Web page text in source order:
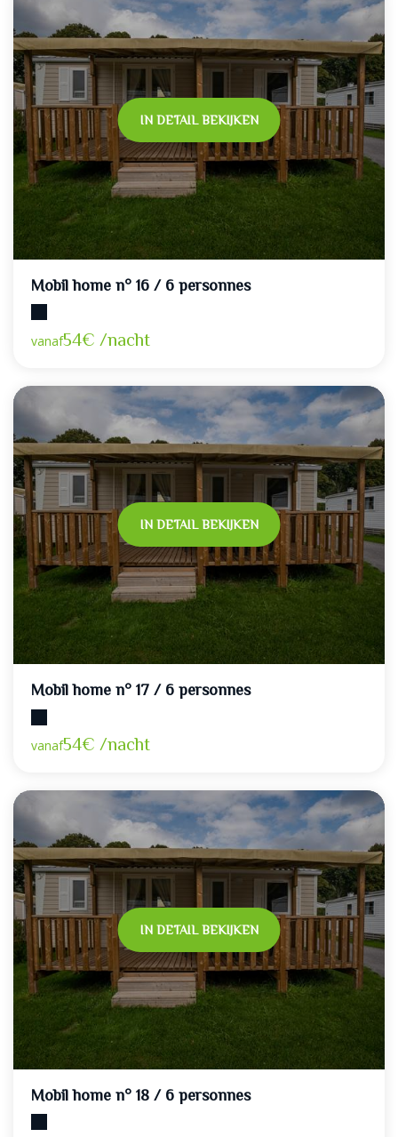
IN DETAIL BEKIJKEN
Mobil home n° 16 / 6 personnes
vanaf54€ /nacht
IN DETAIL BEKIJKEN
Mobil home n° 17 / 6 personnes
vanaf54€ /nacht
IN DETAIL BEKIJKEN
Mobil home n° 18 / 6 personnes